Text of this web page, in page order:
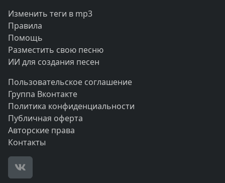
Изменить теги в mp3
Правила
Помощь
Разместить свою песню
ИИ для создания песен
Пользовательское соглашение
Группа Вконтакте
Политика конфиденциальности
Публичная оферта
Авторские права
Контакты